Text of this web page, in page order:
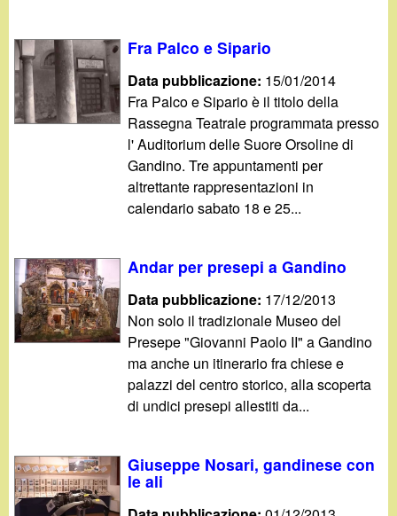
Fra Palco e Sipario
Data pubblicazione: 15/01/2014
Fra Palco e Sipario è il titolo della
Rassegna Teatrale programmata presso
l' Auditorium delle Suore Orsoline di
Gandino. Tre appuntamenti per
altrettante rappresentazioni in
calendario sabato 18 e 25...
Andar per presepi a Gandino
Data pubblicazione: 17/12/2013
Non solo il tradizionale Museo del
Presepe "Giovanni Paolo II" a Gandino
ma anche un itinerario fra chiese e
palazzi del centro storico, alla scoperta
di undici presepi allestiti da...
Giuseppe Nosari, gandinese con
le ali